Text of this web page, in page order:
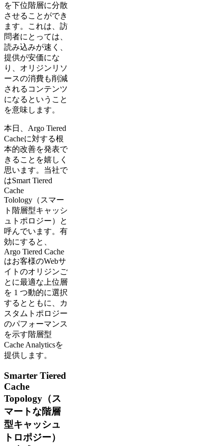
を下位階層に分散
させることができ
ます。これは、訪
問者にとっては、
読み込みが速く、
提供が安価にな
り、オリジンリソ
ースの消費も削減
されるコンテンツ
になるということ
を意味します。
本日、Argo Tiered
Cacheに対する根
本的改善を発表で
きることを嬉しく
思います。当社で
はSmart Tiered
Cache
Tolology（スマー
ト階層型キャッシ
ュトポロジー）と
呼んでいます。有
効にすると、
Argo Tiered Cache
はお客様のWebサ
イトのオリジンご
とに最適な上位層
を 1 つ動的に選択
するとともに、カ
スタムトポロジー
のパフォーマンス
を示す階層型
Cache Analyticsを
提供します。
Smarter Tiered
Cache
Topology（ス
マートな階層
型キャッシュ
トロポジー）